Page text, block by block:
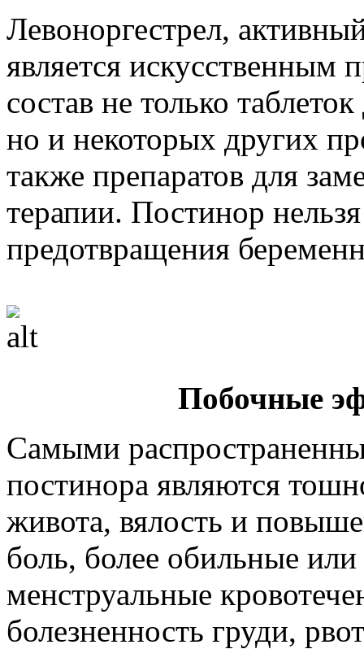
Левоноргестрел,
является искусственным
состав не только
но и некоторых других
также препаратов для
терапии. Постинор
предотвращения
Побочные
Самыми
постинора являются
живота, вялость и
боль, более обильные
менструальные
болезненность груди,